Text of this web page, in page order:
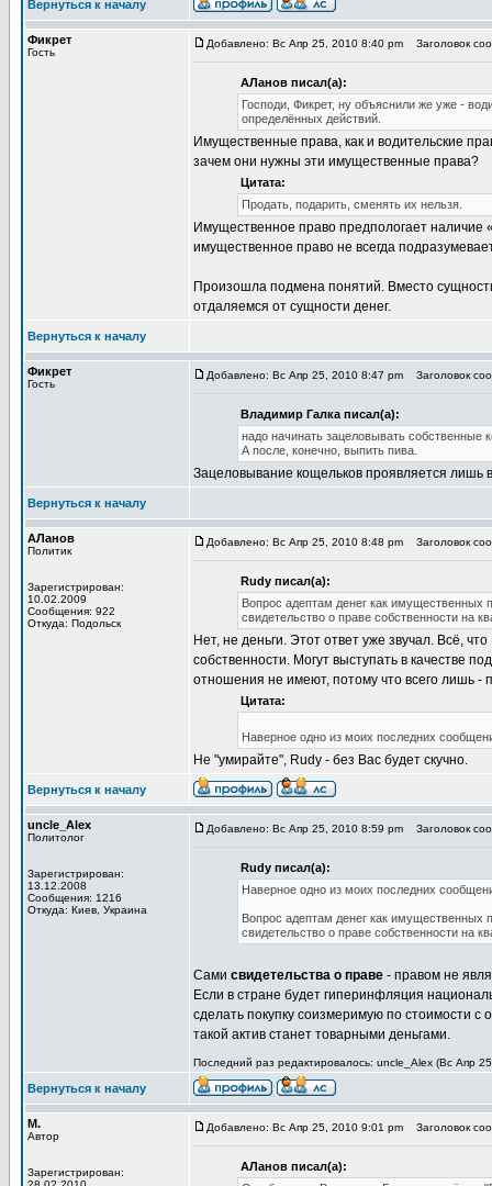
Вернуться к началу
Фикрет
Гость
Добавлено: Вс Апр 25, 2010 8:40 pm Заголовок
АЛанов писал(а):
Господи, Фикрет, ну объяснили же уже -
определённых действий.
Имущественные права, как и водительские
зачем они нужны эти имущественные права?
Цитата:
Продать, подарить, сменять их нельзя.
Имущественное право предпологает
имущественное право не всегда
Произошла подмена понятий. Вместо
отдаляемся от сущности денег.
Вернуться к началу
Фикрет
Гость
Добавлено: Вс Апр 25, 2010 8:47 pm Заголовок
Владимир Галка писал(а):
надо начинать зацеловывать собственные
А после, конечно, выпить пива.
Зацеловывание кощельков проявляется лишь
Вернуться к началу
АЛанов
Политик
Зарегистрирован:
10.02.2009
Сообщения: 922
Откуда: Подольск
Добавлено: Вс Апр 25, 2010 8:48 pm Заголовок
Rudy писал(а):
Вопрос адептам денег как имущественных
свидетельство о праве собственности на
Нет, не деньги. Этот ответ уже звучал. Всё,
собственности. Могут выступать в качестве
отношения не имеют, потому что всего лишь -
Цитата:
Наверное одно из моих последних
Не "умирайте", Rudy - без Вас будет скучно.
Вернуться к началу
uncle_Alex
Политолог
Зарегистрирован:
13.12.2008
Сообщения: 1216
Откуда: Киев, Украина
Добавлено: Вс Апр 25, 2010 8:59 pm Заголовок
Rudy писал(а):
Наверное одно из моих последних
Вопрос адептам денег как имущественных
свидетельство о праве собственности на
Сами свидетельства о праве - правом не
Если в стране будет гиперинфляция
сделать покупку соизмеримую по стоимости
такой актив станет товарными деньгами.
Последний раз редактировалось: uncle_Alex (Вс Апр
Вернуться к началу
М.
Автор
Зарегистрирован:
Добавлено: Вс Апр 25, 2010 9:01 pm Заголовок
АЛанов писал(а):